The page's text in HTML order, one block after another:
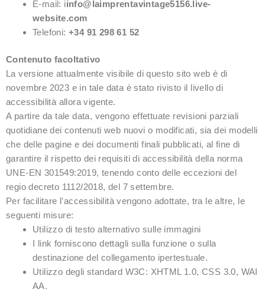
E-mail: iinfo@laimprentavintage5156.live-
website.com
Telefoni: +34 91 298 61 52
Contenuto facoltativo
La versione attualmente visibile di questo sito web è di
novembre 2023 e in tale data è stato rivisto il livello di
accessibilità allora vigente.
A partire da tale data, vengono effettuate revisioni parziali
quotidiane dei contenuti web nuovi o modificati, sia dei modelli
che delle pagine e dei documenti finali pubblicati, al fine di
garantire il rispetto dei requisiti di accessibilità della norma
UNE-EN 301549:2019, tenendo conto delle eccezioni del
regio decreto 1112/2018, del 7 settembre.
Per facilitare l'accessibilità vengono adottate, tra le altre, le
seguenti misure:
Utilizzo di testo alternativo sulle immagini
I link forniscono dettagli sulla funzione o sulla
destinazione del collegamento ipertestuale.
Utilizzo degli standard W3C: XHTML 1.0, CSS 3.0, WAI
AA.